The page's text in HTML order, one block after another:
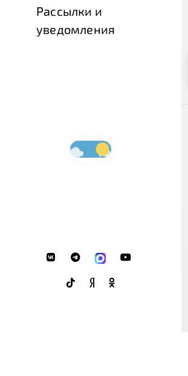
Рассылки и
уведомления